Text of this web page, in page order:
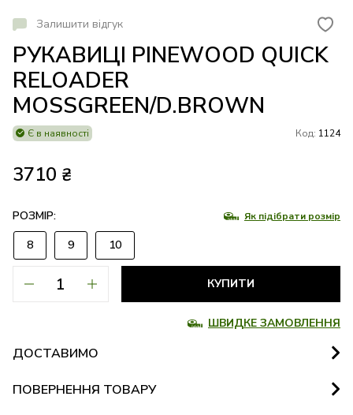
Залишити відгук
РУКАВИЦІ PINEWOOD QUICK
RELOADER
MOSSGREEN/D.BROWN
Є в наявності Код: 1124
3710 ₴
РОЗМІР: Як підібрати розмір
8 9 10
КУПИТИ
ШВИДКЕ ЗАМОВЛЕННЯ
ДОСТАВИМО
ПОВЕРНЕННЯ ТОВАРУ